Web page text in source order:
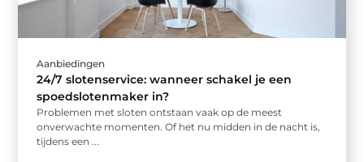
Aanbiedingen
24/7 slotenservice: wanneer schakel je een
spoedslotenmaker in?
Problemen met sloten ontstaan vaak op de meest
onverwachte momenten. Of het nu midden in de nacht is,
tijdens een ...